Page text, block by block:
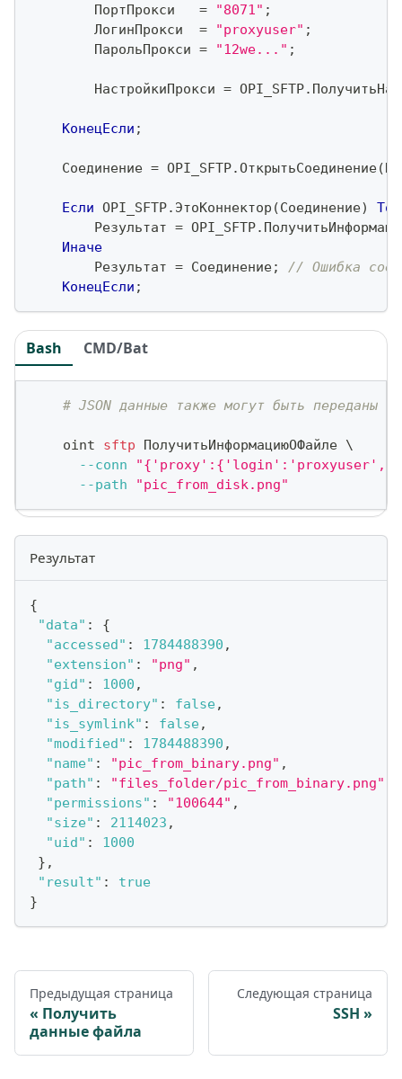
        ПортПрокси
= "8071" ;
        ЛогинПрокси
= "proxyuser" ;
        ПарольПрокси
= "12we..." ;
        НастройкиПрокси
= OPI_SFTP.
КонецЕсли ;
    Соединение
= OPI_SFTP.ОткрытьСоединение(
Если OPI_SFTP. ЭтоКоннектор (Соединение)
        Результат
= OPI_SFTP.
Иначе
        Результат
= Соединение;
// Ошибка
КонецЕсли ;
Bash CMD/Bat
# JSON данные также могут быть переданы
    oint
sftp ПолучитьИнформациюОФайле \
--conn
--path
"pic_from_disk.png"
Результат
{
"data" :
{
"accessed" : 1784488390 ,
"extension" : "png" ,
"gid" : 1000 ,
"is_directory" : false,
"is_symlink" : false,
"modified" : 1784488390 ,
"name" : "pic_from_binary.png" ,
"path" : "files_folder/pic_from_binary.png"
"permissions" : "100644" ,
"size" : 2114023 ,
"uid" :
1000
} ,
"result" :
true
}
Предыдущая страница
Получить
данные файла
Следующая страница
SSH